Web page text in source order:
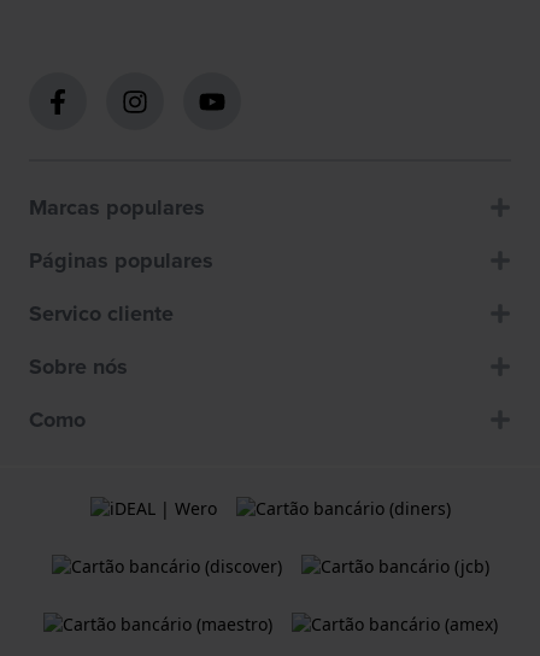
Marcas populares
Páginas populares
Servico cliente
Sobre nós
Como